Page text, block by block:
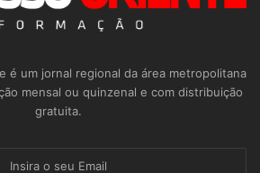
é um jornal regional da área metropolitana
mensal ou quinzenal e com distribuição
gratuita.